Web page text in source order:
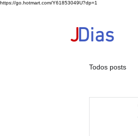
https://go.hotmart.com/Y61853049U?dp=1
JDias
Todos posts